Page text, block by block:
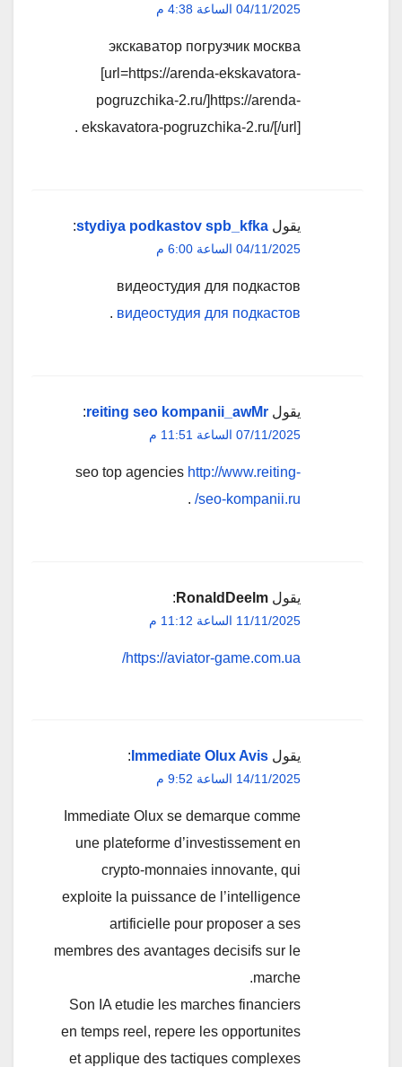
04/11/2025 الساعة 4:38 م
экскаватор погрузчик москва
[url=https://arenda-ekskavatora-
pogruzchika-2.ru/]https://arenda-
ekskavatora-pogruzchika-2.ru/[/url] .
يقول stydiya podkastov spb_kfka
:
04/11/2025 الساعة 6:00 م
видеостудия для подкастов
видеостудия для подкастов
.
يقول reiting seo kompanii_awMr
:
07/11/2025 الساعة 11:51 م
seo top agencies http://www.reiting-
seo-kompanii.ru/
.
يقول RonaldDeelm
:
11/11/2025 الساعة 11:12 م
https://aviator-game.com.ua/
يقول Immediate Olux Avis
:
14/11/2025 الساعة 9:52 م
Immediate Olux se demarque comme
une plateforme d’investissement en
crypto-monnaies innovante, qui
exploite la puissance de l’intelligence
artificielle pour proposer a ses
membres des avantages decisifs sur le
marche.
Son IA etudie les marches financiers
en temps reel, repere les opportunites
et applique des tactiques complexes